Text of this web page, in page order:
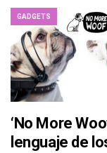
GADGETS
‘No More
lenguaje de